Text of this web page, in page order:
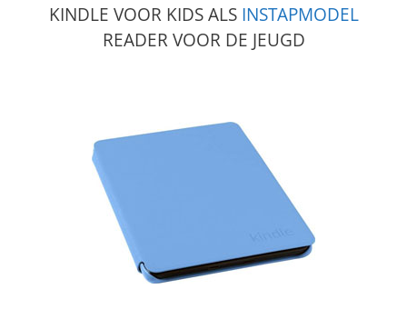
KINDLE VOOR KIDS ALS INSTAPMODEL
READER VOOR DE JEUGD